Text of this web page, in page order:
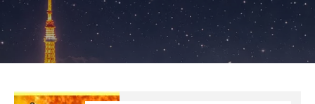
最恐の相性占い
秘伝公開！吉凶カレンダー
記事カテゴリー